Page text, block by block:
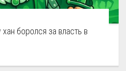
боролся за власть в